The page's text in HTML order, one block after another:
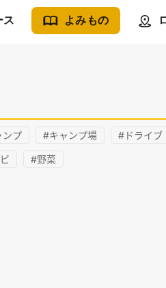
ス よみもの
ンプ #キャンプ場 #ドライブ
#野菜